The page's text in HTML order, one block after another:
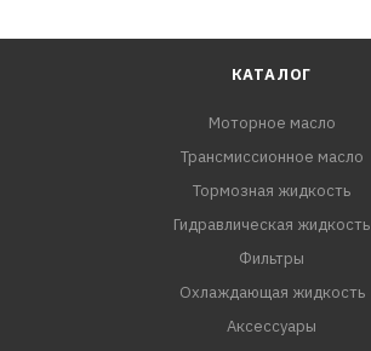
КАТАЛОГ
Моторное масло
Трансмиссионное масло
Тормозная жидкость
Гидравлическая жидкость
Фильтры
Охлаждающая жидкость
Аксессуары